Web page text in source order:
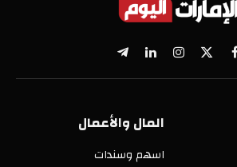
فيسبوك
X
(Twitter)
الانستغراملينكدإنتيلقرام
المال والأعمال
اسهم وسندات